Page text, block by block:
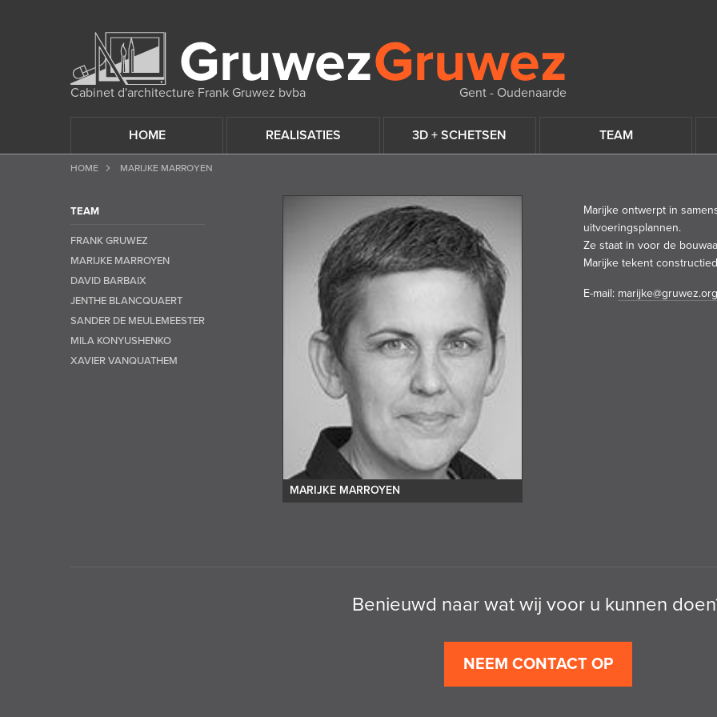
Cabinet d'architecture Frank Gruwez bvba Gent - Oudenaarde
HOME REALISATIES 3D + SCHETSEN TEAM
HOME MARIJKE MARROYEN
TEAM
FRANK GRUWEZ
MARIJKE MARROYEN
DAVID BARBAIX
JENTHE BLANCQUAERT
SANDER DE MEULEMEESTER
MILA KONYUSHENKO
XAVIER VANQUATHEM
MARIJKE MARROYEN
Marijke ontwerpt in
uitvoeringsplannen.
Ze staat in voor de
Marijke tekent
E-mail: marijke@gruwez.org
Benieuwd naar wat wij voor u kunnen
NEEM CONTACT OP